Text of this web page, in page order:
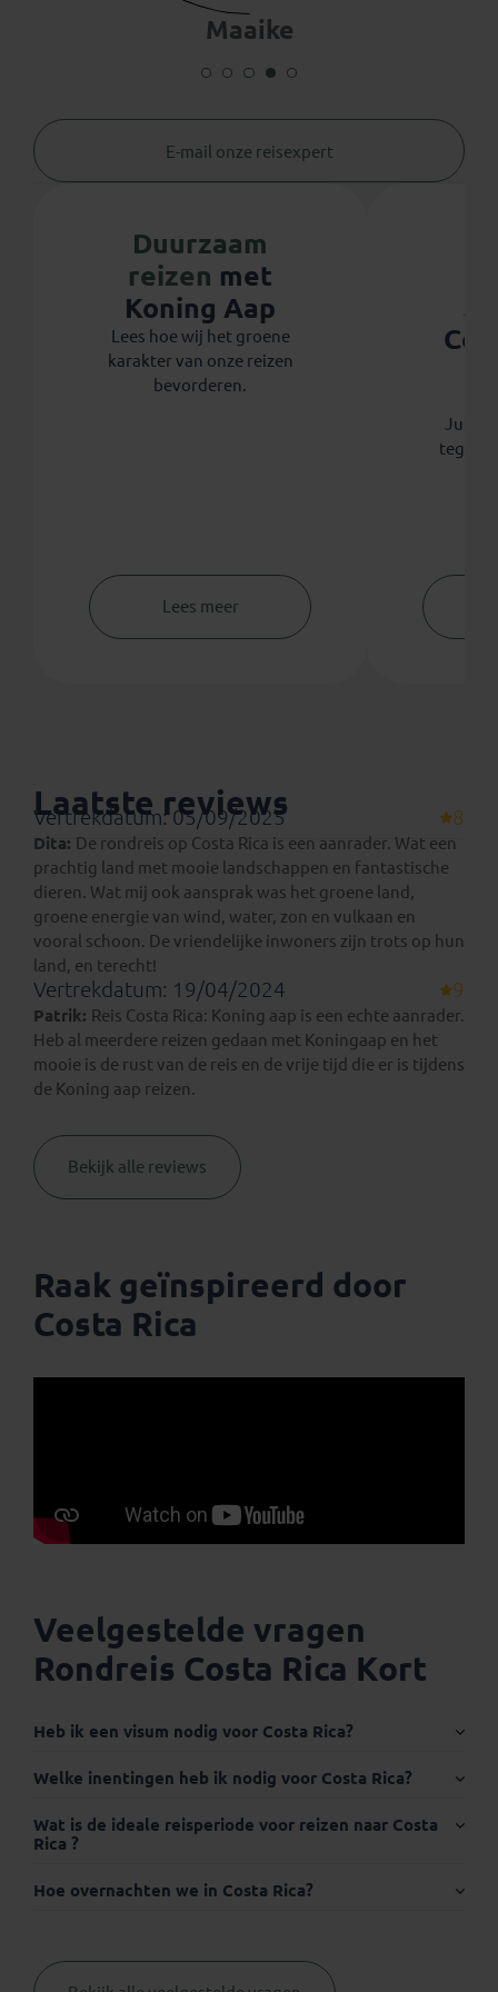
Maaike
E-mail onze reisexpert
Duurzaam
reizen met
Koning Aap
Lees hoe wij het groene
karakter van onze reizen
bevorderen.
Lees meer
tegen
Laatste reviews
Vertrekdatum: 05/09/2025 8
Dita: De rondreis op Costa Rica is een aanrader. Wat een
prachtig land met mooie landschappen en fantastische
dieren. Wat mij ook aansprak was het groene land,
groene energie van wind, water, zon en vulkaan en
vooral schoon. De vriendelijke inwoners zijn trots op hun
land, en terecht!
Vertrekdatum: 19/04/2024 9
Patrik: Reis Costa Rica: Koning aap is een echte aanrader.
Heb al meerdere reizen gedaan met Koningaap en het
mooie is de rust van de reis en de vrije tijd die er is tijdens
de Koning aap reizen.
Bekijk alle reviews
Raak geïnspireerd door
Costa Rica
Veelgestelde vragen
Rondreis Costa Rica Kort
Heb ik een visum nodig voor Costa Rica?
Internationaal paspoort:
Welke inentingen heb ik nodig voor Costa Rica?
Bij veel reizen die we aanbieden zijn inentingen tegen de
belangrijkste ziekten noodzakelijk. Niet het meest leuke
Wij zijn niet medisch geschoold en mogen daarom
met
een oplossing gevonden voor
Wat is de ideale reisperiode voor reizen naar Costa
Rica ?
Hoe overnachten we in Costa Rica?